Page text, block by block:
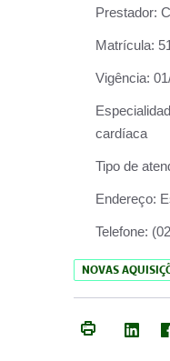
Prestador:
Matrícula:
Vigência:
cardíaca
Tipo de
Endereço:
Telefone:
NOVAS